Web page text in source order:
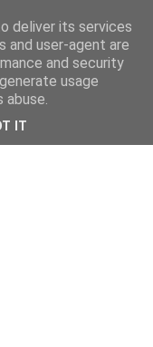
deliver its services
and user-agent are
and security
usage
IT